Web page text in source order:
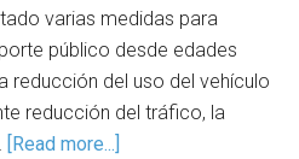
varias medidas para
público desde edades
reducción del uso del vehículo
reducción del tráfico, la
[Read more...]